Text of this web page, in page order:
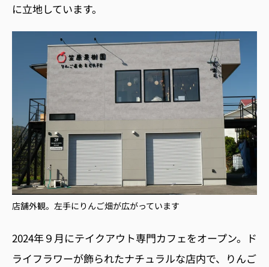
に立地しています。
店舗外観。左手にりんご畑が広がっています
2024年９月にテイクアウト専門カフェをオープン。ド
ライフラワーが飾られたナチュラルな店内で、りんご